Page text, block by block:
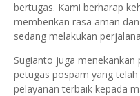
bertugas. Kami berharap
memberikan rasa aman
sedang melakukan
Sugianto juga menekankan
petugas pospam yang
pelayanan terbaik kepada